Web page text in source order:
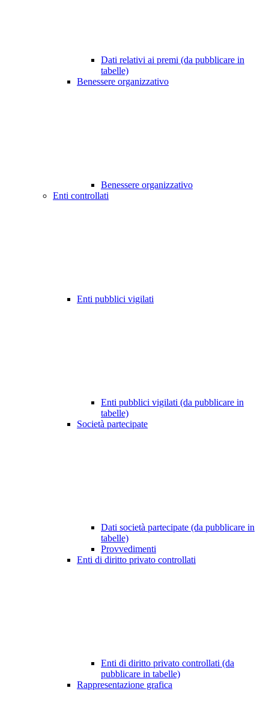
Dati relativi ai premi (da pubblicare in
tabelle)
Benessere organizzativo
Benessere organizzativo
Enti controllati
Enti pubblici vigilati
Enti pubblici vigilati (da pubblicare in
tabelle)
Società partecipate
Dati società partecipate (da pubblicare in
tabelle)
Provvedimenti
Enti di diritto privato controllati
Enti di diritto privato controllati (da
pubblicare in tabelle)
Rappresentazione grafica